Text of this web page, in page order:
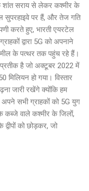
शांत सराय से लेकर कश्मीर के
सुपरहाइवे पर हैं, और तेज गति
करते हुए, भारती एयरटेल
द्वारा 5G को अपनाने
के पत्थर तक पहुंच रहे हैं।
है जो अक्टूबर 2022 में
हो गया। विस्तार
जारी रखेंगे क्योंकि हम
अपने सभी ग्राहकों को 5G युग
कब्जे वाले कश्मीर के जिलों,
को छोड़कर, जो